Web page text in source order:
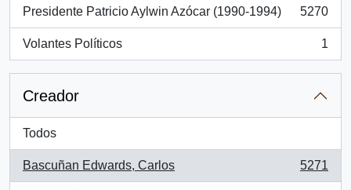
Presidente Patricio Aylwin Azócar (1990-1994)
, 5270 resultados
5270
Volantes Políticos
, 1 resultados
1
Creador
Todos
Bascuñan Edwards, Carlos
, 5271 resultados
5271